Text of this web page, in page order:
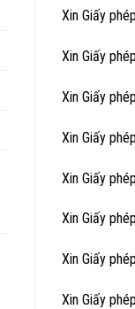
Xin Giấy
Xin Giấy
Xin Giấy
Xin Giấy
Xin Giấy
Xin Giấy
Xin Giấy
Xin Giấy